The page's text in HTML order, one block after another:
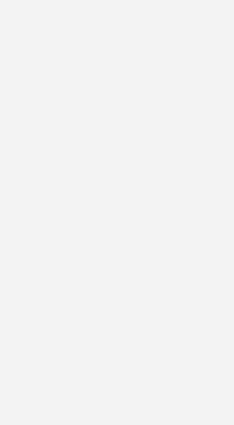
Video vorgestellt
Video vorgestellt
vorgestellt